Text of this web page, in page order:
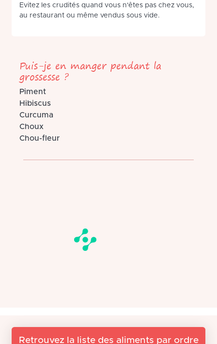
Evitez les crudités quand vous n'êtes pas chez vous,
au restaurant ou même vendus sous vide.
Puis-je en manger pendant la
grossesse ?
Piment
Hibiscus
Curcuma
Choux
Chou-fleur
Retrouvez la liste des aliments par ordre